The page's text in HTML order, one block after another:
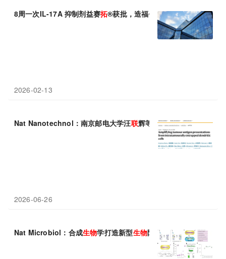
8周一次IL-17A 抑制剂益赛拓®获批，造福银屑病患者
2026-02-13
Nat Nanotechnol：南京邮电大学汪联辉等利用植物纳米颗粒“点
2026-06-26
Nat Microbiol：合成生物学打造新型生物防护系统